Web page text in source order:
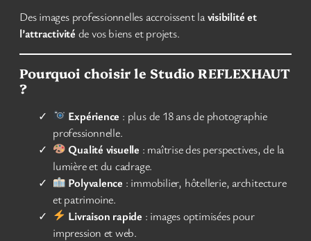
Des images professionnelles accroissent lavisibilité et
l’attractivité de vos biens et projets.
Pourquoi choisir le Studio REFLEXHAUT
?
Expérience : plus de 18 ans de photographie
professionnelle.
Qualité visuelle : maîtrise des perspectives, de la
lumière et du cadrage.
Polyvalence : immobilier, hôtellerie, architecture
et patrimoine.
Livraison rapide : images optimisées pour
impression et web.